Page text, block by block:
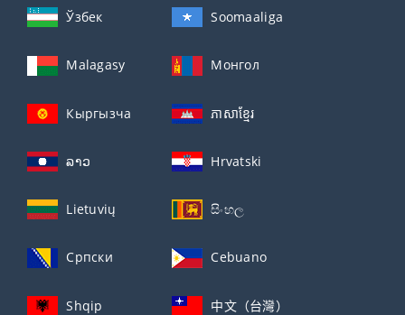
Ўзбек Soomaaliga
Malagasy Монгол
Кыргызча ភាសាខ្មែរ
ລາວ Hrvatski
Lietuvių සිංහල
Српски Cebuano
Shqip 中文（台灣）